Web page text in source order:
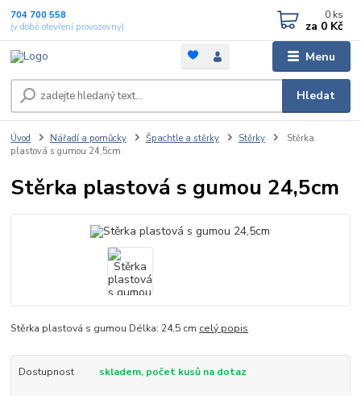
Menu
Hledat
704 700 558
(v době otevření provozovny)
0 ks
za 0 Kč
Úvod Nářadí a pomůcky Špachtle a stěrky Stěrky
Stěrka
plastová s gumou 24,5cm
Stěrka plastová s gumou 24,5cm
Stěrka plastová s gumou Délka: 24,5 cm celý popis
Dostupnost skladem, počet kusů na dotaz